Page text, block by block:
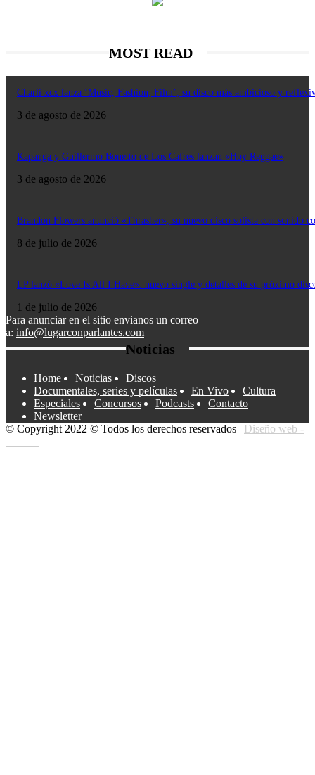
MOST READ
Charli xcx lanza ‘Music, Fashion, Film’, su disco más ambicioso y
3 de agosto de 2026
Kapanga y Guillermo Bonetto de Los Cafres lanzan «Hoy Reggae»
3 de agosto de 2026
Brandon Flowers anunció «Thrasher», su nuevo disco solista con sonido
8 de julio de 2026
LP lanzó «Love Is All I Have»: nuevo single y detalles de su próximo
1 de julio de 2026
Para anunciar en el sitio envianos un correo
a: info@lugarconparlantes.com
Noticias
Home Noticias
Discos
Documentales, series y películas
En Vivo
Cultura
Especiales
Concursos Podcasts
Contacto
Newsletter
© Copyright 2022 © Todos los derechos reservados | Diseño web -